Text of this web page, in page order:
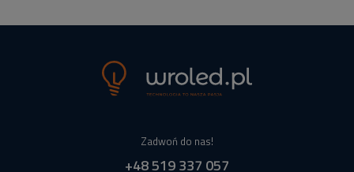
Zadwoń do nas!
+48 519 337 057